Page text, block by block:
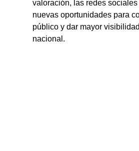
valoración, las redes
nuevas oportunidades para
público y dar mayor
nacional.